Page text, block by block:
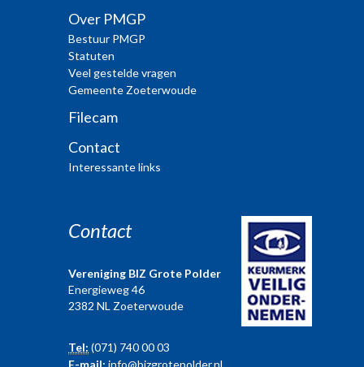
Over PMGP
Bestuur PMGP
Statuten
Veel gestelde vragen
Gemeente Zoeterwoude
Filecam
Contact
Interessante links
Contact
Vereniging BIZ Grote Polder
Energieweg 46
2382 NL Zoeterwoude
Tel: (071) 740 00 03
E-mail: info@bizgrotepolder.nl